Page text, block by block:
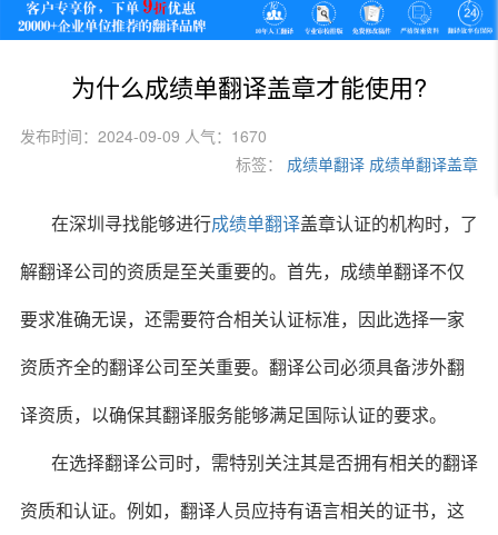
为什么成绩单翻译盖章才能使用?
发布时间：2024-09-09 人气：1670
标签：
成绩单翻译 成绩单翻译盖章
在深圳寻找能够进行成绩单翻译盖章认证的机构时，了
解翻译公司的资质是至关重要的。首先，成绩单翻译不仅
要求准确无误，还需要符合相关认证标准，因此选择一家
资质齐全的翻译公司至关重要。翻译公司必须具备涉外翻
译资质，以确保其翻译服务能够满足国际认证的要求。
在选择翻译公司时，需特别关注其是否拥有相关的翻译
资质和认证。例如，翻译人员应持有语言相关的证书，这